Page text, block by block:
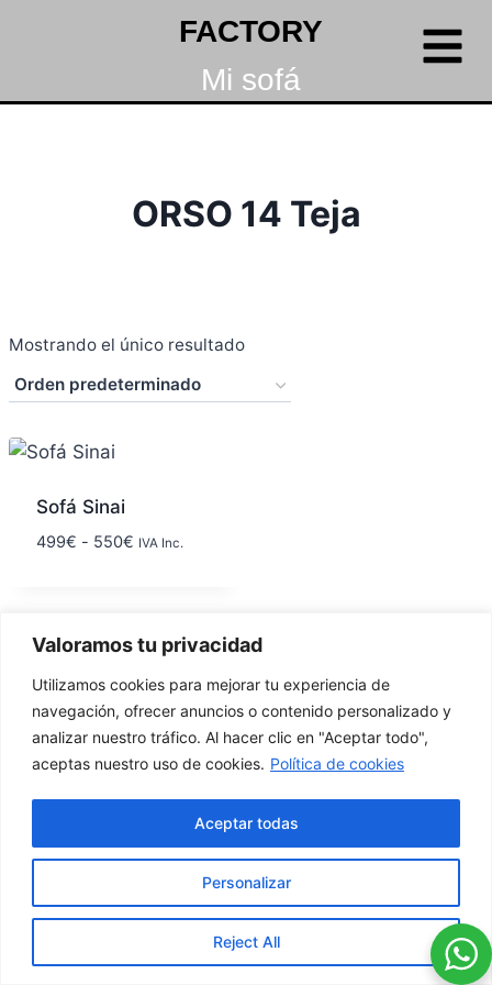
Valoramos tu privacidad
Utilizamos cookies para mejorar tu experiencia de
navegación, ofrecer anuncios o contenido personalizado y
analizar nuestro tráfico. Al hacer clic en "Aceptar todo",
aceptas nuestro uso de cookies. Política de cookies
Personalizar
Reject All
Aceptar todas
FACTORY
Mi sofá
ORSO 14 Teja
Mostrando el único resultado
Sofá Sinai
499€ - 550€ IVA Inc.
factorymisofa@gamil.com
Resolana
20, Utrera
627 789
Política de
Condiciones generales
de compra
Política de